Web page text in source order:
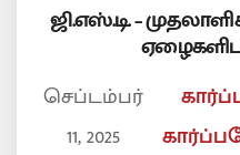
ஜி.எஸ்.டி. –
செப்டம்பர்
11, 2025